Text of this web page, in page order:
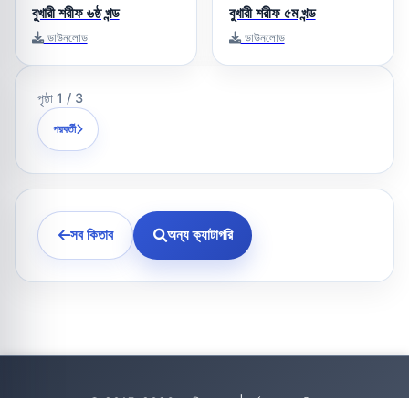
বুখারী শরীফ ৬ষ্ঠ খন্ড
ডাউনলোড
বুখারী শরীফ ৫ম খন্ড
ডাউনলোড
পৃষ্ঠা 1 / 3
পরবর্তী
সব কিতাব অন্য ক্যাটাগরি